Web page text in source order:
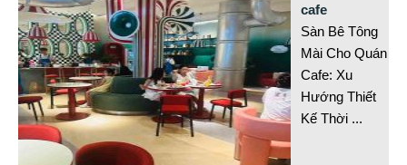
cafe
Sàn Bê Tông
Mài Cho Quán
Cafe: Xu
Hướng Thiết
Kế Thời ...